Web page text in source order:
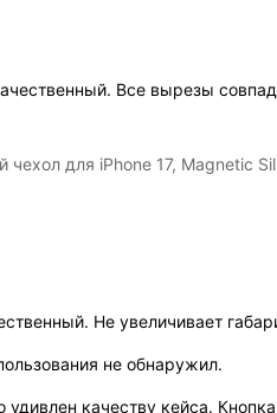
Все вырезы
для iPhone 17, Magnetic
Не увеличивает
не обнаружил.
удивлен качеству кейса.